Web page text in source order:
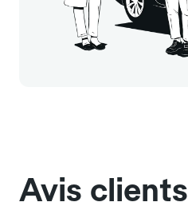
Avis clients